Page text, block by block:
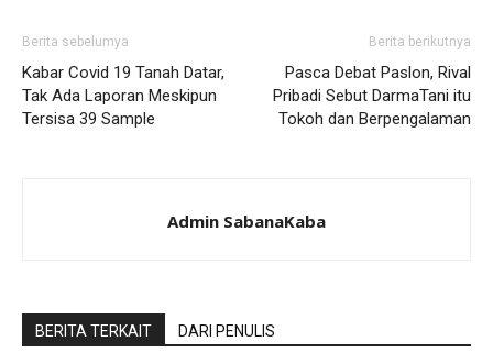
Berita sebelumya
Kabar Covid 19 Tanah Datar,
Tak Ada Laporan Meskipun
Tersisa 39 Sample
Berita berikutnya
Pasca Debat Paslon, Rival
Pribadi Sebut DarmaTani itu
Tokoh dan Berpengalaman
Admin SabanaKaba
BERITA TERKAIT DARI PENULIS